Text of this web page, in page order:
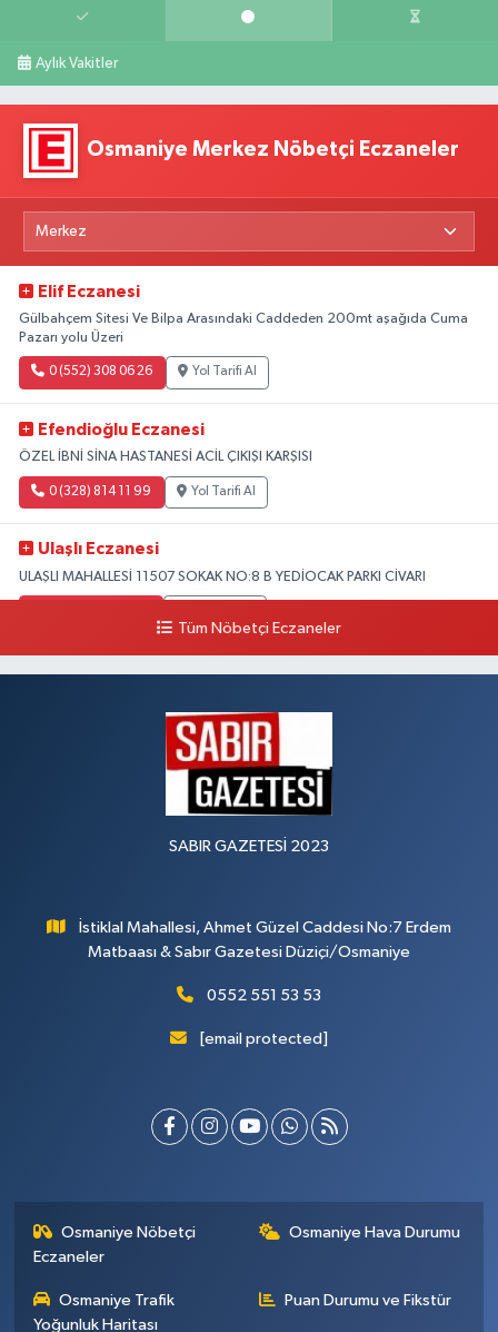
Aylık Vakitler
Osmaniye Merkez Nöbetçi Eczaneler
Elif Eczanesi
Gülbahçem Sitesi Ve Bilpa Arasındaki Caddeden 200mt aşağıda Cuma
Pazarı yolu Üzeri
0 (552) 308 06 26 Yol Tarifi Al
Efendioğlu Eczanesi
ÖZEL İBNİ SİNA HASTANESİ ACİL ÇIKIŞI KARŞISI
0 (328) 814 11 99 Yol Tarifi Al
Ulaşlı Eczanesi
ULAŞLI MAHALLESİ 11507 SOKAK NO:8 B YEDİOCAK PARKI CİVARI
Tüm Nöbetçi Eczaneler
SABIR GAZETESİ 2023
İstiklal Mahallesi, Ahmet Güzel Caddesi No:7 Erdem
Matbaası & Sabır Gazetesi Düziçi/Osmaniye
0552 551 53 53
[email protected]
Osmaniye Nöbetçi
Eczaneler
Osmaniye Hava Durumu
Osmaniye Trafik
Yoğunluk Haritası
Puan Durumu ve Fikstür